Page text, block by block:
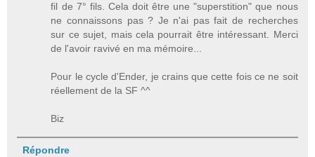
fil de 7° fils. Cela doit être une "superstition" que nous
ne connaissons pas ? Je n'ai pas fait de recherches
sur ce sujet, mais cela pourrait être intéressant. Merci
de l'avoir ravivé en ma mémoire...
Pour le cycle d'Ender, je crains que cette fois ce ne soit
réellement de la SF ^^
Biz
Répondre